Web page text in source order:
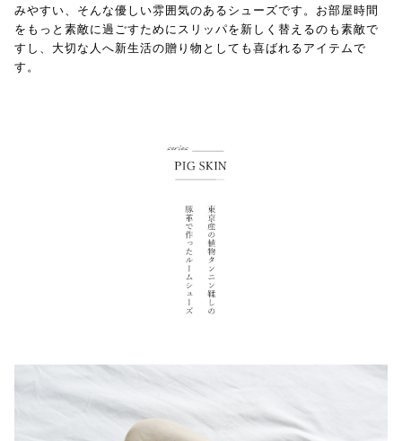
みやすい、そんな優しい雰囲気のあるシューズです。お部屋時間
をもっと素敵に過ごすためにスリッパを新しく替えるのも素敵で
すし、大切な人へ新生活の贈り物としても喜ばれるアイテムで
す。